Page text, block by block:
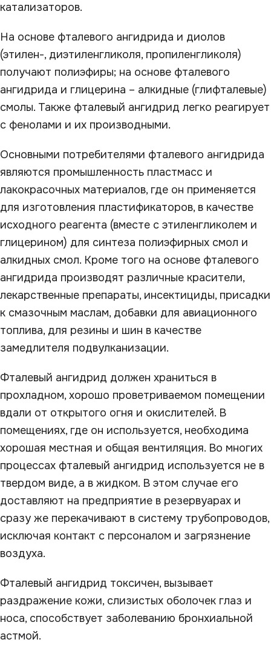
катализаторов.
На основе фталевого ангидрида и диолов
(этилен-, диэтиленгликоля, пропиленгликоля)
получают полиэфиры; на основе фталевого
ангидрида и глицерина – алкидные (глифталевые)
смолы. Также фталевый ангидрид легко реагирует
с фенолами и их производными.
Основными потребителями фталевого ангидрида
являются промышленность пластмасс и
лакокрасочных материалов, где он применяется
для изготовления пластификаторов, в качестве
исходного реагента (вместе с этиленгликолем и
глицерином) для синтеза полиэфирных смол и
алкидных смол. Кроме того на основе фталевого
ангидрида производят различные красители,
лекарственные препараты, инсектициды, присадки
к смазочным маслам, добавки для авиационного
топлива, для резины и шин в качестве
замедлителя подвулканизации.
Фталевый ангидрид должен храниться в
прохладном, хорошо проветриваемом помещении
вдали от открытого огня и окислителей. В
помещениях, где он используется, необходима
хорошая местная и общая вентиляция. Во многих
процессах фталевый ангидрид используется не в
твердом виде, а в жидком. В этом случае его
доставляют на предприятие в резервуарах и
сразу же перекачивают в систему трубопроводов,
исключая контакт с персоналом и загрязнение
воздуха.
Фталевый ангидрид токсичен, вызывает
раздражение кожи, слизистых оболочек глаз и
носа, способствует заболеванию бронхиальной
астмой.